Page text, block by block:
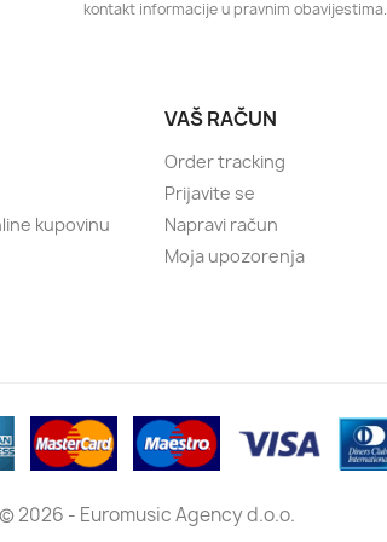
kontakt informacije u pravnim obavijestima.
kupovinu
VAŠ RAČUN
Order tracking
Prijavite se
Napravi račun
Moja upozorenja
© 2026 - Euromusic Agency d.o.o.